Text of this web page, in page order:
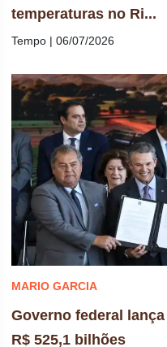
temperaturas no Ri...
Tempo | 06/07/2026
MARIO GARCIA
Governo federal
R$ 525,1 bilhões